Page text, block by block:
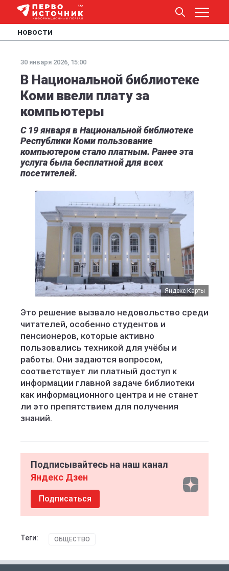
НОВОСТИ
30 января 2026, 15:00
В Национальной библиотеке
Коми ввели плату за
компьютеры
С 19 января в Национальной библиотеке
Республики Коми пользование
компьютером стало платным. Ранее эта
услуга была бесплатной для всех
посетителей.
Яндекс Карты
Это решение вызвало недовольство среди
читателей, особенно студентов и
пенсионеров, которые активно
пользовались техникой для учёбы и
работы. Они задаются вопросом,
соответствует ли платный доступ к
информации главной задаче библиотеки
как информационного центра и не станет
ли это препятствием для получения
знаний.
Подписывайтесь на наш канал
Яндекс Дзен
Подписаться
Теги: ОБЩЕСТВО